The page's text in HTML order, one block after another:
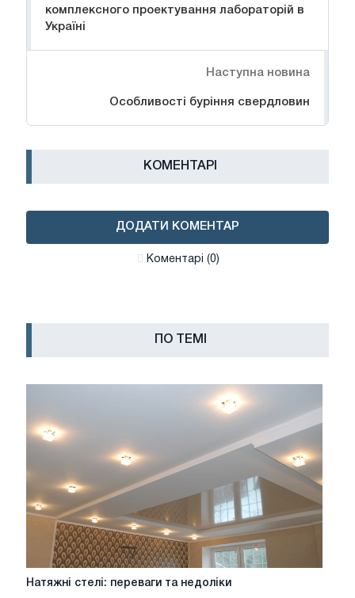
комплексного проектування лабораторій в
Україні
Наступна новина
Особливості буріння свердловин
КОМЕНТАРІ
ДОДАТИ КОМЕНТАР
Коментарі (0)
ПО ТЕМІ
Натяжні
Натяжні стелі: переваги та недоліки